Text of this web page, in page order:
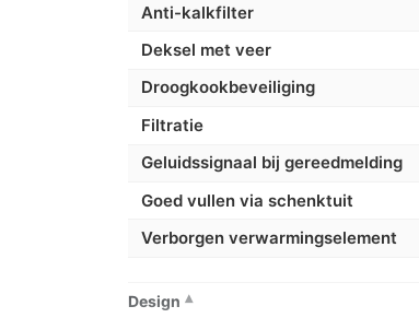
Anti-kalkfilter
Deksel met veer
Droogkookbeveiliging
Filtratie
Geluidssignaal bij gereedmelding
Goed vullen via schenktuit
Verborgen verwarmingselement
Design